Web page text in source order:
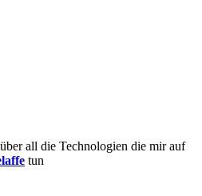
all die Technologien die mir auf
tun